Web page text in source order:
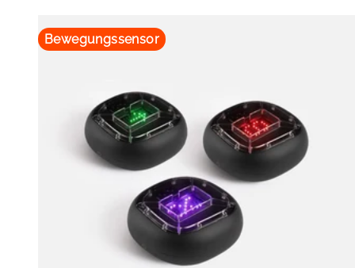
Bewegungssensor